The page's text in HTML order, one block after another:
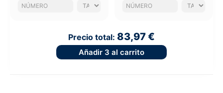
Precio total: 83,97 €
Añadir 3 al carrito